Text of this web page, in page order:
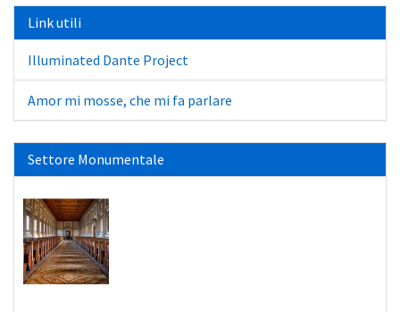
Link utili
Illuminated Dante Project
Amor mi mosse, che mi fa parlare
Settore Monumentale